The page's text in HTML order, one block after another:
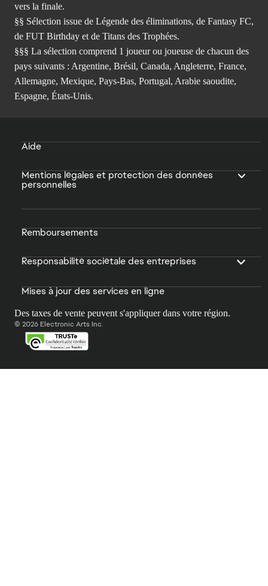
vers la finale.
§§ Sélection issue de Légende des éliminations, de Fantasy FC,
de FUT Birthday et de Titans des Trophées.
§§§ La sélection comprend 1 joueur ou joueuse de chacun des
pays suivants : Argentine, Brésil, Canada, Angleterre, France,
Allemagne, Mexique, Pays-Bas, Portugal, Arabie saoudite,
Espagne, États-Unis.
Aide
Mentions légales et protection des données
personnelles
Remboursements
Responsabilité sociétale des entreprises
Mises à jour des services en ligne
Des taxes de vente peuvent s'appliquer dans votre région.
© 2026 Electronic Arts Inc.